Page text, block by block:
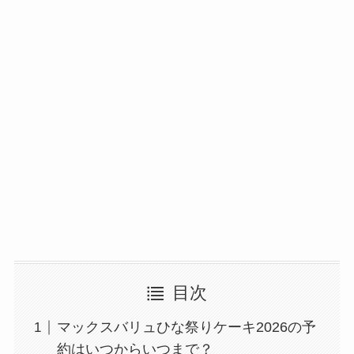
目次
マックスバリュひな祭りケーキ2026の予
約はいつからいつまで？